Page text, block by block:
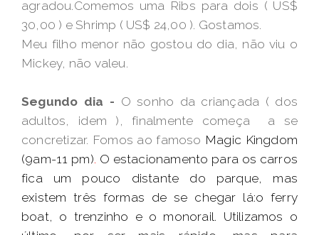
agradou.Comemos uma Ribs para dois ( US$
30,00 ) e Shrimp ( US$ 24,00 ). Gostamos.
Meu filho menor não gostou do dia, não viu o
Mickey, não valeu.
Segundo dia - O sonho da criançada ( dos
adultos, idem ), finalmente começa a se
concretizar. Fomos ao famoso Magic Kingdom
(9am-11 pm). O estacionamento para os carros
fica um pouco distante do parque, mas
existem três formas de se chegar lá:o ferry
boat, o trenzinho e o monorail. Utilizamos o